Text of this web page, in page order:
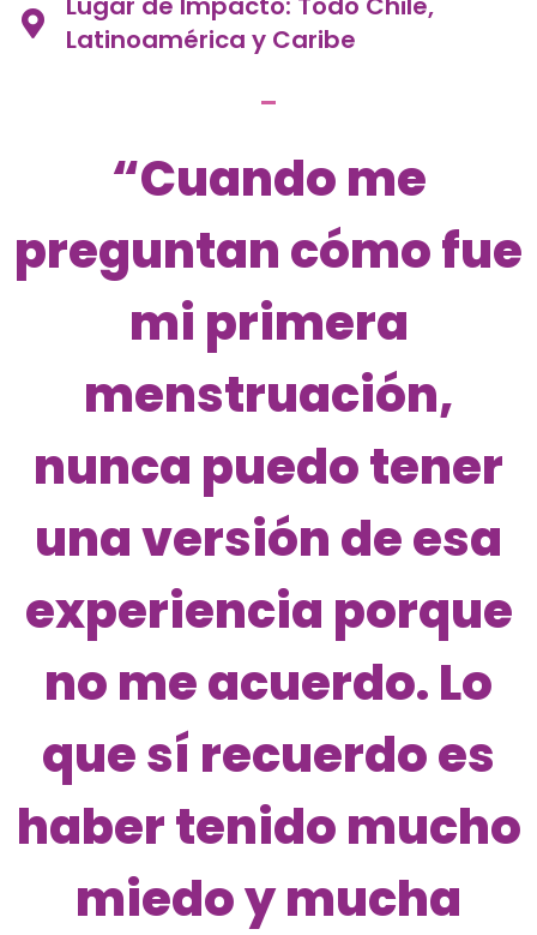
Latinoamérica y Caribe
“Cuando me
preguntan cómo fue
mi primera
menstruación,
nunca puedo tener
una versión de esa
experiencia porque
no me acuerdo. Lo
que sí recuerdo es
haber tenido mucho
miedo y mucha